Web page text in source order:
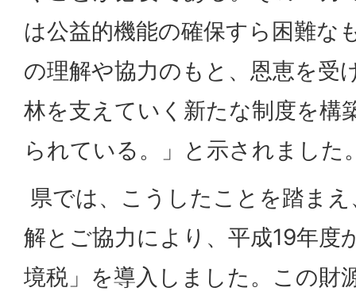
は公益的機能の確保すら困難な
の理解や協力のもと、恩恵を受
林を支えていく新たな制度を構
られている。」と示されました
県では、こうしたことを踏ま
解とご協力により、平成19年度
境税」を導入しました。この財